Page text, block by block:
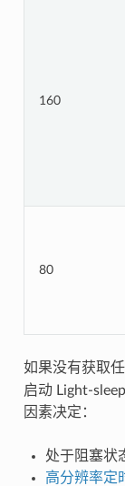
160
80
如果没有获取
启动 Light-
因素决定：
处于阻塞状
高分辨率定